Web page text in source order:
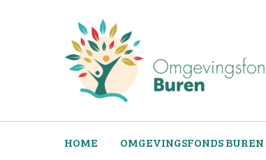
HOME OMGEVINGSFONDS BUREN